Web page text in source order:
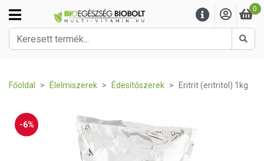
0
Főoldal Élelmiszerek Édesítőszerek Eritrit (eritritol) 1kg
-6%